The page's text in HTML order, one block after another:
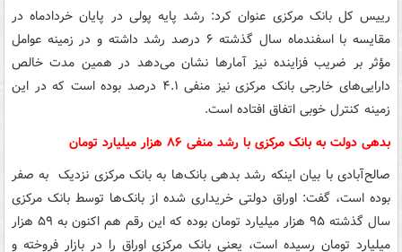
رییس کل بانک مرکزی عنوان کرد: رشد پایه پولی در پایان خردادماه در
مقایسه با اسفندماه سال گذشته ۶ درصد رشد داشته و در زمینه عوامل
مؤثر بر ضریب فزاینده نیز آمارها نشان می‌دهد در همین مدت خالص
دارایی‌های خارجی بانک مرکزی نیز منفی ۴.۱ درصد بوده است که در این
زمینه کنترل خوبی اتفاق افتاده است.
بدهی دولت به بانک مرکزی با رشد منفی ۸۶ هزار میلیارد تومان
صالح‌آبادی با بیان اینکه رشد بدهی بانک‌ها به بانک مرکزی نزدیک به صفر
بوده است، گفت: اوراق دولتی خریداری شده از بانک‌ها توسط بانک مرکزی
سال گذشته ۹۵ هزار میلیارد تومان بوده که این رقم هم اکنون به ۵۹ هزار
میلیارد تومان رسیده است، یعنی بانک مرکزی اوراق را در بازار فروخته و